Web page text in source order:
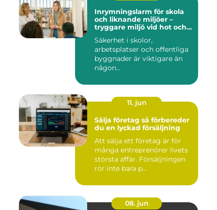
Inrymningslarm för skola
och liknande miljöer –
tryggare miljö vid hot och
Säkerhet i skolor,
arbetsplatser och offentliga
byggnader är viktigare än
någon...
11. jun
Sälja företag så förbereder
du en lyckad försäljning
Att sälja ett företag är för
många entreprenörer livets
största affär. Försäljningen
rör inte bara p...
08. jun